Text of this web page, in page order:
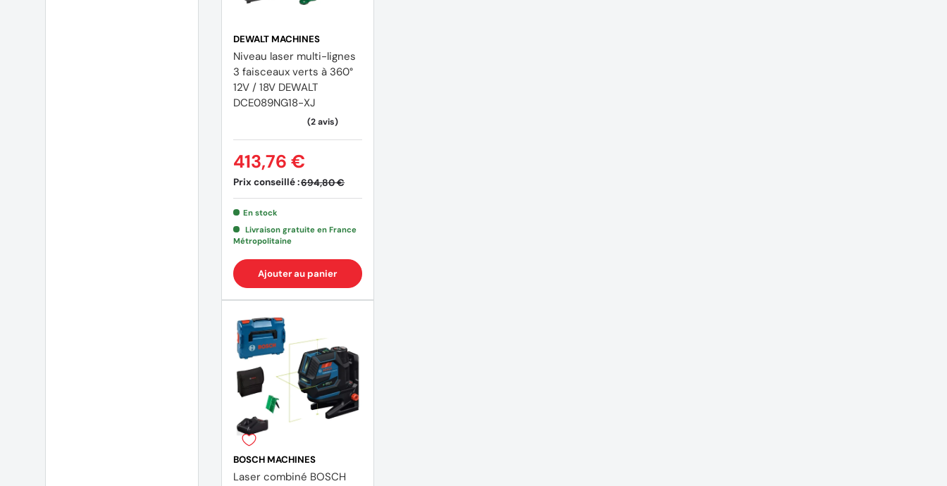
DEWALT MACHINES
Niveau laser multi-lignes
3 faisceaux verts à 360°
12V / 18V DEWALT
DCE089NG18-XJ
Prix conseillé :694,80 €
413,76 €
En stock
Livraison gratuite en France
Métropolitaine
Ajouter au panier
BOSCH MACHINES
Laser combiné BOSCH